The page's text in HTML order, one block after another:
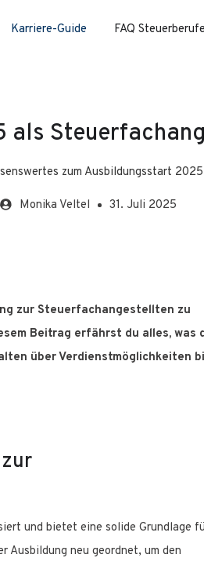
Karriere-Guide FAQ Steuerberufe
als
zum Ausbildungsstart 2025
Monika Veltel 31. Juli 2025
zur Steuerfachangestellten zu
Beitrag erfährst du alles, was
über Verdienstmöglichkeiten
und bietet eine solide Grundlage
Ausbildung neu geordnet, um den